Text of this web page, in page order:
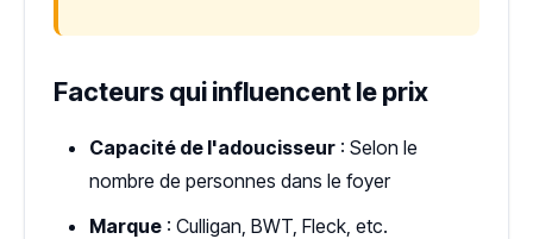
Facteurs qui influencent le prix
Capacité de l'adoucisseur : Selon le
nombre de personnes dans le foyer
Marque : Culligan, BWT, Fleck, etc.